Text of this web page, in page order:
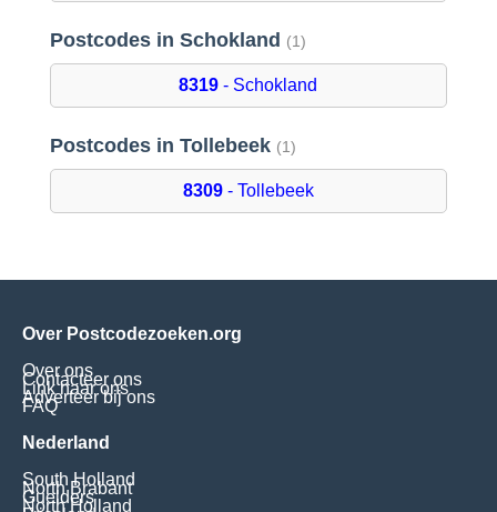
Postcodes in Schokland (1)
8319 - Schokland
Postcodes in Tollebeek (1)
8309- Tollebeek
Over Postcodezoeken.org
Over ons
Contacteer ons
Link naar ons
Adverteer bij ons
FAQ
Nederland
South Holland
North Brabant
Guelders
North Holland